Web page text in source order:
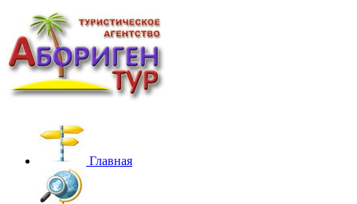
Главная